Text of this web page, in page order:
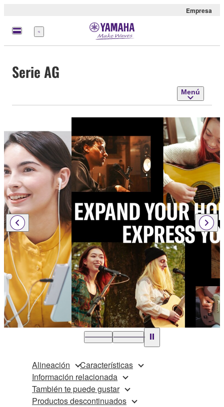
Empresa
Menú
Serie AG
Menú
Alineación
Características
Información relacionada
También te puede gustar
Productos descontinuados